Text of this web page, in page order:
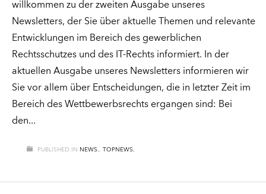
willkommen zu der zweiten Ausgabe unseres
Newsletters, der Sie über aktuelle Themen und relevante
Entwicklungen im Bereich des gewerblichen
Rechtsschutzes und des IT-Rechts informiert. In der
aktuellen Ausgabe unseres Newsletters informieren wir
Sie vor allem über Entscheidungen, die in letzter Zeit im
Bereich des Wettbewerbsrechts ergangen sind: Bei
den
PUBLISHED IN NEWS. , TOPNEWS.